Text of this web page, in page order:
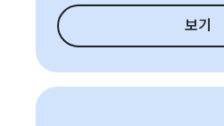
보기